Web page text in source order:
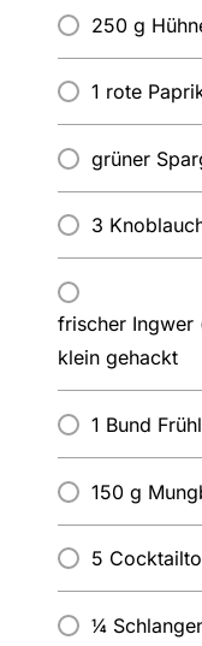
250 g
1 rote
grüner
3
frischer Ingwer
klein gehackt
1 Bund
150 g
5
¼